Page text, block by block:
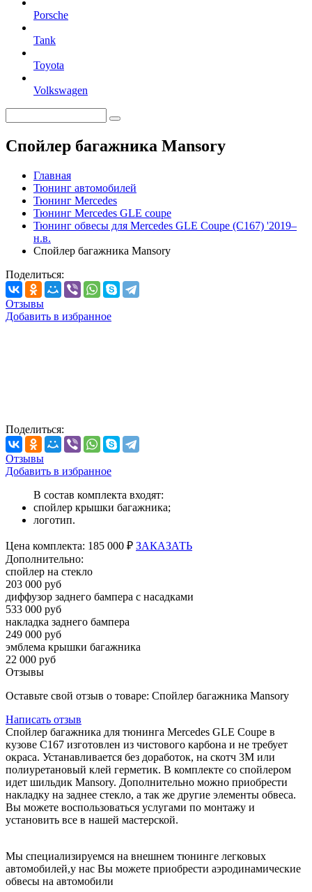
Porsche
Tank
Toyota
Volkswagen
Спойлер багажника Mansory
Главная
Тюнинг автомобилей
Тюнинг Mercedes
Тюнинг Mercedes GLE coupe
Тюнинг обвесы для Mercedes GLE Coupe (C167) '2019–
н.в.
Спойлер багажника Mansory
Поделиться:
Отзывы
Добавить в избранное
Поделиться:
Отзывы
Добавить в избранное
В состав комплекта входят:
спойлер крышки багажника;
логотип.
Цена комплекта: 185 000 ₽ ЗАКАЗАТЬ
Дополнительно:
спойлер на стекло
203 000 руб
диффузор заднего бампера с насадками
533 000 руб
накладка заднего бампера
249 000 руб
эмблема крышки багажника
22 000 руб
Отзывы
Оставьте свой отзыв о товаре: Спойлер багажника Mansory
Написать отзыв
Спойлер багажника для тюнинга Mercedes GLE Coupe в
кузове C167 изготовлен из чистового карбона и не требует
окраса. Устанавливается без доработок, на скотч 3М или
полиуретановый клей герметик. В комплекте со спойлером
идет шильдик Mansory. Дополнительно можно приобрести
накладку на заднее стекло, а так же другие элементы обвеса.
Вы можете воспользоваться услугами по монтажу и
установить все в нашей мастерской.
Мы специализируемся на внешнем тюнинге легковых
автомобилей,у нас Вы можете приобрести аэродинамические
обвесы на автомобили